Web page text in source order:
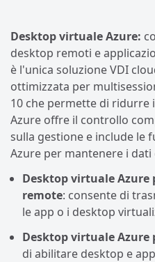
Desktop virtuale Azure:
desktop remoti e
è l'unica soluzione VDI
ottimizzata per
10 che permette di ridurre
Azure offre il controllo
sulla gestione e include le
Azure per mantenere i
Desktop virtuale Azure
remote: consente di
le app o i desktop
Desktop virtuale Azure
di abilitare desktop e